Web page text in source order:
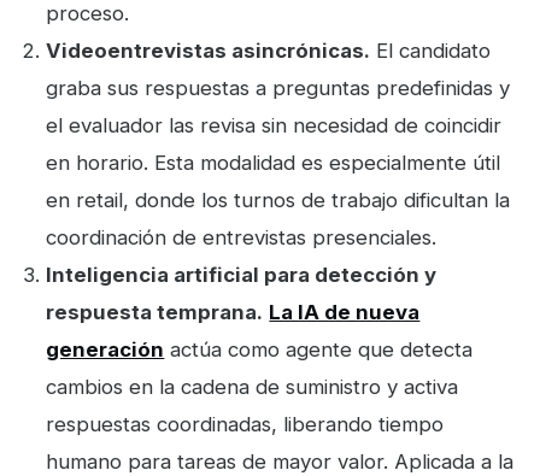
proceso.
Videoentrevistas asincrónicas. El candidato
graba sus respuestas a preguntas predefinidas y
el evaluador las revisa sin necesidad de coincidir
en horario. Esta modalidad es especialmente útil
en retail, donde los turnos de trabajo dificultan la
coordinación de entrevistas presenciales.
Inteligencia artificial para detección y
respuesta temprana. La IA de nueva
generación actúa como agente que detecta
cambios en la cadena de suministro y activa
respuestas coordinadas, liberando tiempo
humano para tareas de mayor valor. Aplicada a la